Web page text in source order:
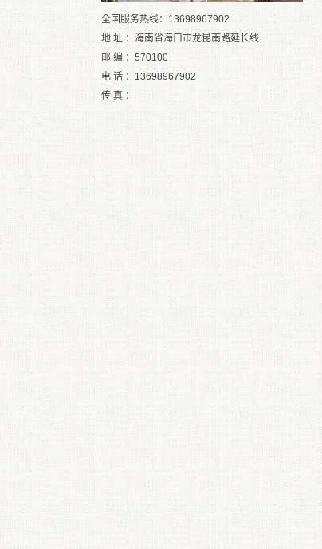
全国服务热线：13698967902
地 址 ：海南省海口市龙昆南路延长线
邮 编 ：570100
电 话 ：13698967902
传 真 ：